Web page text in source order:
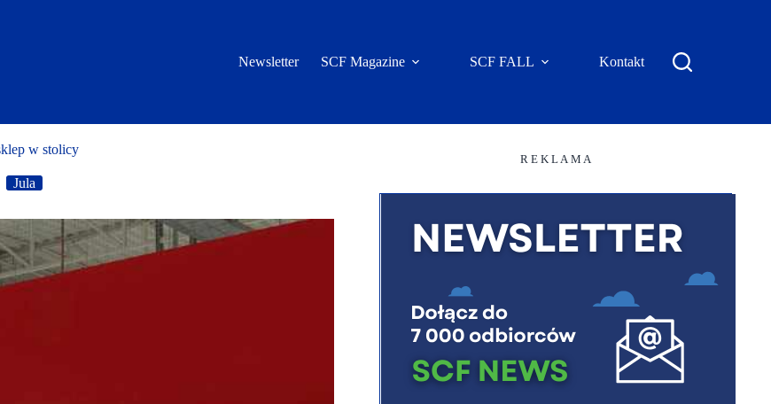
Newsletter SCF Magazine SCF FALL Kontakt
w stolicy
Jula
R E K L A M A